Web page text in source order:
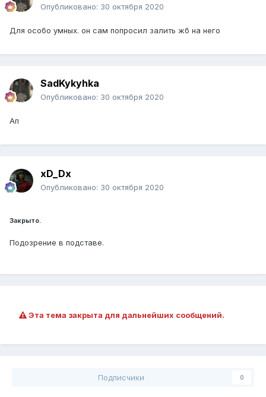
Опубликовано: 30 октября 2020
Для особо умных. он сам попросил залить жб на него
SadKykyhka
Опубликовано: 30 октября 2020
Ап
xD_Dx
Опубликовано: 30 октября 2020
Закрыто.
Подозрение в подставе.
Эта тема закрыта для дальнейших сообщений.
Подписчики 0